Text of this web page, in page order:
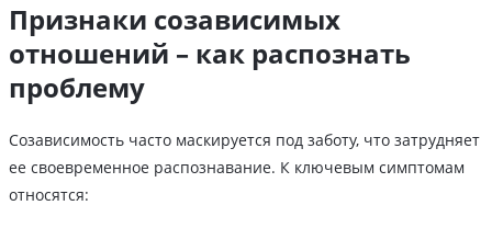
Признаки созависимых
отношений – как распознать
проблему
Созависимость часто маскируется под заботу, что затрудняет
ее своевременное распознавание. К ключевым симптомам
относятся: